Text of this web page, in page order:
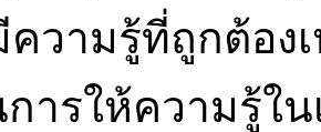
ความรู้ที่ถูกต้อง
ารให้ความรู้ใ